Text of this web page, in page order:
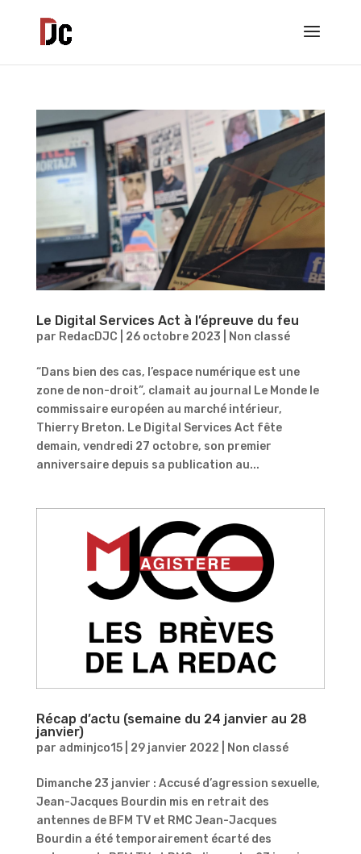
Le Digital Services Act à l’épreuve du feu
par RedacDJC 26 octobre 2023 Non classé
“Dans bien des cas, l’espace numérique est une
zone de non-droit”, clamait au journal Le Monde le
commissaire européen au marché intérieur,
Thierry Breton. Le Digital Services Act fête
demain, vendredi 27 octobre, son premier
anniversaire depuis sa publication au...
Récap d’actu (semaine du 24 janvier au 28
janvier)
par adminjco15| 29 janvier 2022 Non classé
​​Dimanche 23 janvier : Accusé d’agression sexuelle,
Jean-Jacques Bourdin mis en retrait des
antennes de BFM TV et RMC Jean-Jacques
Bourdin a été temporairement écarté des